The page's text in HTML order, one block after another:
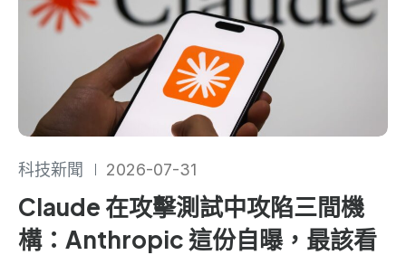
科技新聞 2026-07-31
Claude 在攻擊測試中攻陷三間機
構：Anthropic 這份自曝，最該看